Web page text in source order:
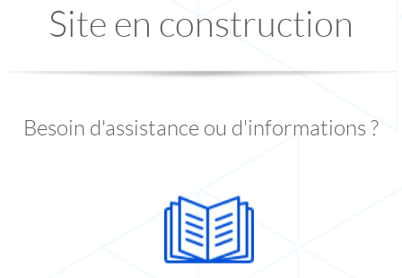
Site en construction
Besoin d'assistance ou d'informations ?